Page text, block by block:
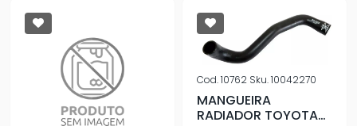
Cod.10762 Sku.10042270
MANGUEIRA
RADIADOR TOYOTA